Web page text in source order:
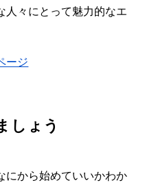
人々にとって魅力的なエ
ージ
しょう
にから始めていいかわか